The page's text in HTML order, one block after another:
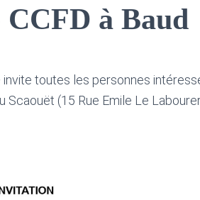
à Baud
invite toutes les personnes
(15 Rue Emile Le